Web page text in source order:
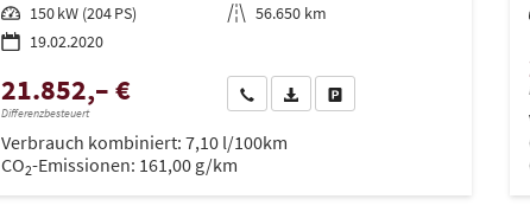
Leistung 150 kW (204 PS) Kilometerstand 56.650 km
19.02.2020
21.852,– €
Differenzbesteuert
Wir rufen Sie anPDF-Datei, Fahrzeugexposé drucken
Drucken, parken oder
Verbrauch kombiniert: 7,10 l/100km
CO2-Emissionen: 161,00 g/km